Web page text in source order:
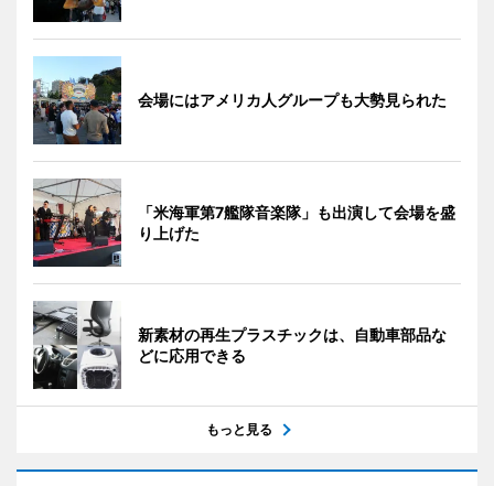
会場にはアメリカ人グループも大勢見られた
「米海軍第7艦隊音楽隊」も出演して会場を盛
り上げた
新素材の再生プラスチックは、自動車部品な
どに応用できる
もっと見る